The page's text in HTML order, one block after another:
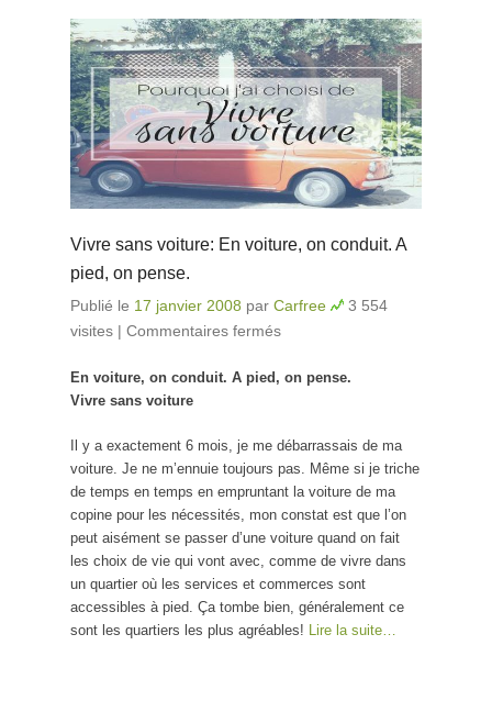
Vivre sans voiture: En voiture, on conduit. A
pied, on pense.
Publié le 17 janvier 2008 par Carfree
3 554
visites | Commentaires fermés
A pied, on pense.
En voiture, on conduit. A pied, on pense.
Vivre sans voiture
Il y a exactement 6 mois, je me débarrassais de ma
voiture. Je ne m’ennuie toujours pas. Même si je triche
de temps en temps en empruntant la voiture de ma
copine pour les nécessités, mon constat est que l’on
peut aisément se passer d’une voiture quand on fait
les choix de vie qui vont avec, comme de vivre dans
un quartier où les services et commerces sont
accessibles à pied. Ça tombe bien, généralement ce
sont les quartiers les plus agréables! Lire la suite…